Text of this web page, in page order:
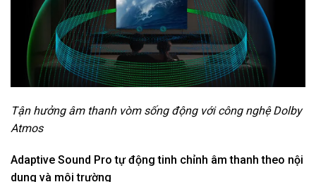
Tận hưởng âm thanh vòm sống động với công nghệ Dolby
Atmos
Adaptive Sound Pro tự động tinh chỉnh âm thanh theo nội
dung và môi trường